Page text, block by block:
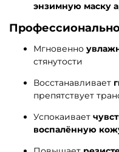
энзимную маску
Мгновенно
стянутости
Восстанавливает
препятствует
Успокаивает
воспалённую